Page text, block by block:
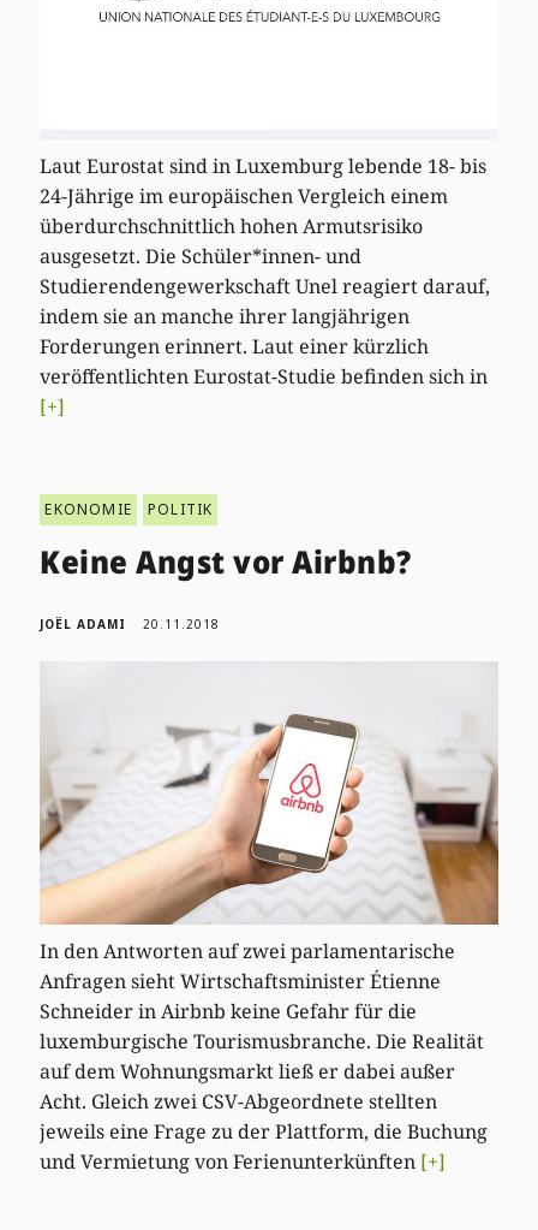
Laut Eurostat sind in Luxemburg lebende 18- bis
24-Jährige im europäischen Vergleich einem
überdurchschnittlich hohen Armutsrisiko
ausgesetzt. Die Schüler*innen- und
Studierendengewerkschaft Unel reagiert darauf,
indem sie an manche ihrer langjährigen
Forderungen erinnert. Laut einer kürzlich
veröffentlichten Eurostat-Studie befinden sich in
[+]
EKONOMIE POLITIK
Keine Angst vor Airbnb?
JOËL ADAMI 20.11.2018
In den Antworten auf zwei parlamentarische
Anfragen sieht Wirtschaftsminister Étienne
Schneider in Airbnb keine Gefahr für die
luxemburgische Tourismusbranche. Die Realität
auf dem Wohnungsmarkt ließ er dabei außer
Acht. Gleich zwei CSV-Abgeordnete stellten
jeweils eine Frage zu der Plattform, die Buchung
und Vermietung von Ferienunterkünften [+]